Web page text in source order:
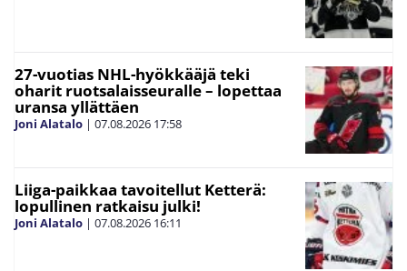
27-vuotias NHL-hyökkääjä teki
oharit ruotsalaisseuralle – lopettaa
uransa yllättäen
Joni Alatalo | 07.08.2026 17:58
Liiga-paikkaa tavoitellut Ketterä:
lopullinen ratkaisu julki!
Joni Alatalo | 07.08.2026 16:11